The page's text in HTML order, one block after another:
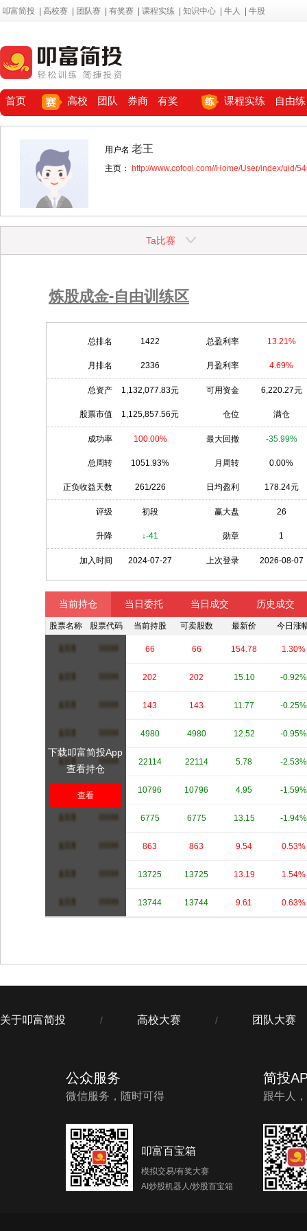
叩富简投 高校赛 团队赛 有奖赛 课程实练 知识中心 牛人 牛股
首页 高校 团队 券商 有奖 课程实练 自由练
用户名 老王
主页： http://www.cofool.com//Home/User/index/uid/
Ta比赛
炼股成金-自由训练区
总排名 1422 总盈利率 13.21%
月排名 2336 月盈利率 4.69%
总资产 1,132,077.83元 可用资金 6,220.27元
股票市值 1,125,857.56元 仓位 满仓
成功率 100.00% 最大回撤 -35.99%
总周转 1051.93% 月周转 0.00%
正负收益天数 261/226 日均盈利 178.24元
评级 初段 赢大盘 26
升降 ↓-41 勋章 1
加入时间 2024-07-27 上次登录 2026-08-07
当前持仓 当日委托 当日成交 历史成交
股票名称 股票代码 当前持股 可卖股数 最新价 今日涨
**** 66 66 154.78 1.30%
**** 202 202 15.10 -0.92%
**** 143 143 11.77 -0.25%
**** 4980 4980 12.52 -0.95%
**** **** 22114 22114 5.78 -2.53%
10796 10796 4.95 -1.59%
**** 6775 6775 13.15 -1.94%
**** 863 863 9.54 0.53%
**** 13725 13725 13.19 1.54%
**** 13744 13744 9.61 0.63%
下载叩富简投App
查看持仓
查看
关于叩富简投 / 高校大赛 / 团队大赛
公众服务
微信服务，随时可得
叩富百宝箱
模拟交易/有奖大赛
AI炒股机器人/炒股百宝箱
简投
跟牛人